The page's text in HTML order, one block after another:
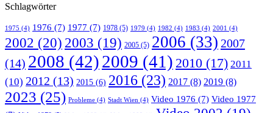
Schlagwörter
1975 (4) 1976 (7) 1977 (7) 1978 (5) 1979 (4) 1982 (4) 1983 (4) 2001 (4)
2002 (20) 2003 (19) 2005 (5) 2006 (33) 2007
(14) 2008 (42)2009 (41) 2010 (17) 2011
(10) 2012 (13) 2015 (6) 2016 (23) 2017 (8) 2019 (8)
2023 (25) Probleme (4) Stadt Wien (4) Video 1976 (7) Video 1977